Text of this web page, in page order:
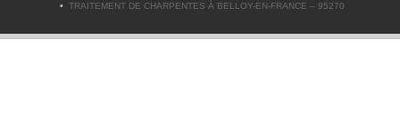
TRAITEMENT DE CHARPENTES À BELLOY-EN-FRANCE – 95270